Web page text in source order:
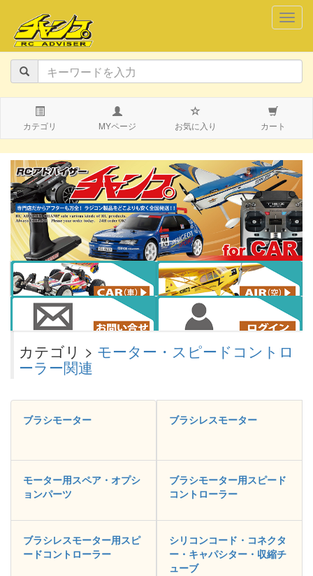
カテゴリ MYページ お気に入り カート
カテゴリ > モーター・スピードコントロ
ーラー関連
ブラシモーター ブラシレスモーター
モーター用スペア・オプシ
ョンパーツ
ブラシモーター用スピード
コントローラー
ブラシレスモーター用スピ
ードコントローラー
シリコンコード・コネクタ
ー・キャパシター・収縮チ
ューブ